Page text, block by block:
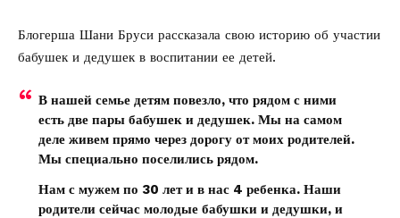
Блогерша Шани Бруси рассказала свою историю об участии
бабушек и дедушек в воспитании ее детей.
В нашей семье детям повезло, что рядом с ними
есть две пары бабушек и дедушек. Мы на самом
деле живем прямо через дорогу от моих родителей.
Мы специально поселились рядом.
Нам с мужем по 30 лет и в нас 4 ребенка. Наши
родители сейчас молодые бабушки и дедушки, и